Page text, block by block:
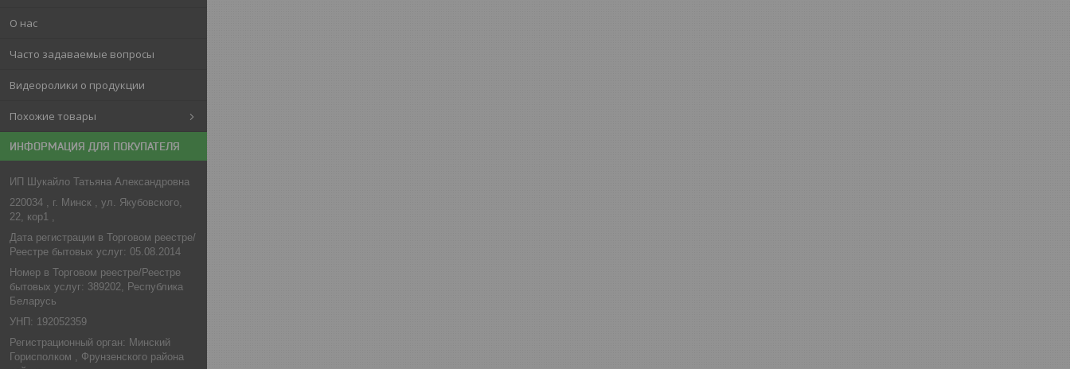
О нас
Часто задаваемые вопросы
Видеоролики о продукции
Похожие товары
ИНФОРМАЦИЯ ДЛЯ ПОКУПАТЕЛЯ
ИП Шукайло Татьяна Александровна
220034 , г. Минск , ул. Якубовского,
22, кор1 ,
Дата регистрации в Торговом реестре/
Реестре бытовых услуг: 05.08.2014
Номер в Торговом реестре/Реестре
бытовых услуг: 389202, Республика
Беларусь
УНП: 192052359
Регистрационный орган: Минский
Горисполком , Фрунзенского района